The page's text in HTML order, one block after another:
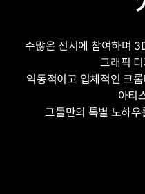
수많은 전시에 참여하며
그래픽
역동적이고 입체적인 크
아티
그들만의 특별 노하